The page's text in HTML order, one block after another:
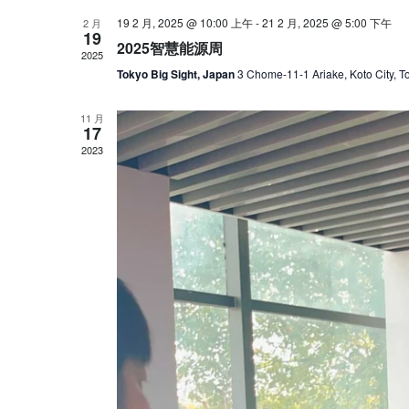
2 月
19
2025
19 2 月, 2025 @ 10:00 上午-21 2 月, 2025 @ 5:00 下午
2025智慧能源周
Tokyo Big Sight, Japan3 Chome-11-1 Ariake, Koto City,
11 月
17
2023